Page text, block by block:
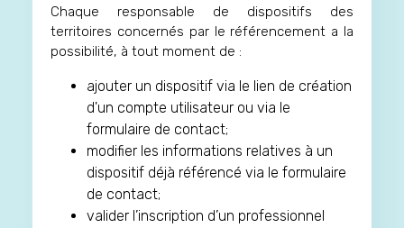
Chaque responsable de dispositifs des
territoires concernés par le référencement a la
possibilité, à tout moment de :
ajouter un dispositif via le lien de création
d'un compte utilisateur ou via le
formulaire de contact;
modifier les informations relatives à un
dispositif déjà référencé via le formulaire
de contact;
valider l’inscription d’un professionnel